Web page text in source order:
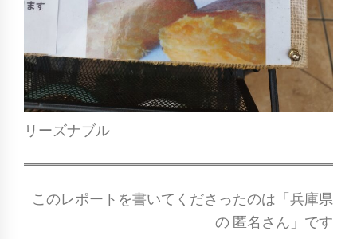
リーズナブル
このレポートを書いてくださったのは「兵庫県
の 匿名さん」です